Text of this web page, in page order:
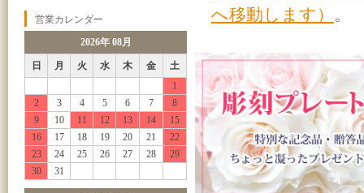
へ移動します） 。
営業カレンダー
2026年 08月
日 月 火 水 木 金
土
1
2
3 4 5 6 7
8
9
10 11 12 13 14
15
16
17 18 19 20 21
22
23
24 25 26 27 28
29
30
31